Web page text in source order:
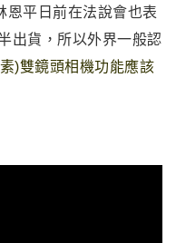
恩平日前在法說會也表
出貨 ，所以外界一般認
)雙鏡頭相機功能應該